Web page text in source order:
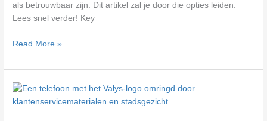
als betrouwbaar zijn. Dit artikel zal je door die opties leiden.
Lees snel verder! Key
Read More »
Vind
Een